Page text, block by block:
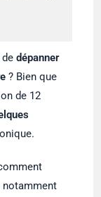
dedépanner
? Bien que
de 12
notamment